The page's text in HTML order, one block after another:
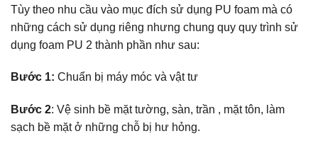
Tùy theo nhu cầu vào mục đích sử dụng PU foam mà có
những cách sử dụng riêng nhưng chung quy quy trình sử
dụng foam PU 2 thành phần như sau:
Bước 1: Chuẩn bị máy móc và vật tư
Bước 2: Vệ sinh bề mặt tường, sàn, trần , mặt tôn, làm
sạch bề mặt ở những chỗ bị hư hỏng.